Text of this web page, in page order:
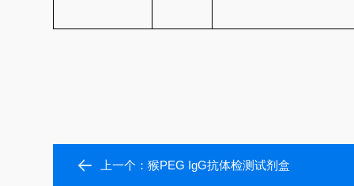
上一个：猴PEG IgG抗体检测试剂盒